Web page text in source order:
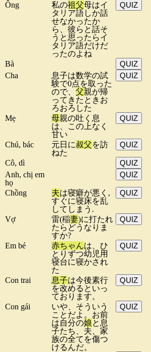
Ông 私の祖父母はイ
タリア語しか話
せなかったか
ら、彼らと話そ
うと思ったらイ
タリア語だけだ
ったのよね
QUIZ
Bà
QUIZ
Cha
息子は数学の試
験で0点を取った
ので、 父親が帰
ってきたときお
ろおろした
QUIZ
Mẹ 母親の吐く息
は、この上なく
甘い
QUIZ
Chú, bác 元日に叔父を訪
ねた
QUIZ
Cô, dì
QUIZ
Anh, chị em
họ
QUIZ
Chồng 夫は寝癖が悪く,
すぐに寝床を乱
してしまう.
QUIZ
Vợ 雷(稲妻)に打たれ
たらどうなりま
すか?
QUIZ
Em bé 赤ちゃんは、ひ
とりずつ幼児用
寝台に寝かされ
た
QUIZ
Con trai 息子は今後素行
を改めるといっ
ております。
QUIZ
Con gái
いや、そういう
ことだよ。お前
は自分の娘と息
子たち、夫、家
族の全てを傷つ
けるんだ。
QUIZ